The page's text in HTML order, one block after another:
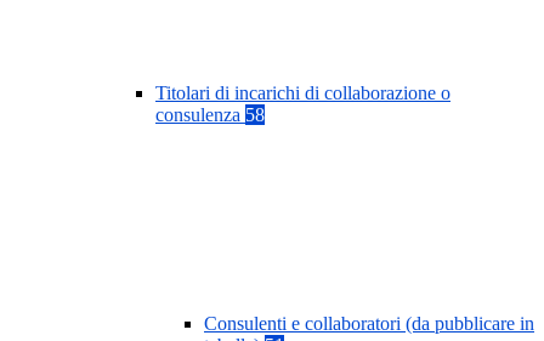
Titolari di incarichi di collaborazione o
consulenza 58
Consulenti e collaboratori (da pubblicare in